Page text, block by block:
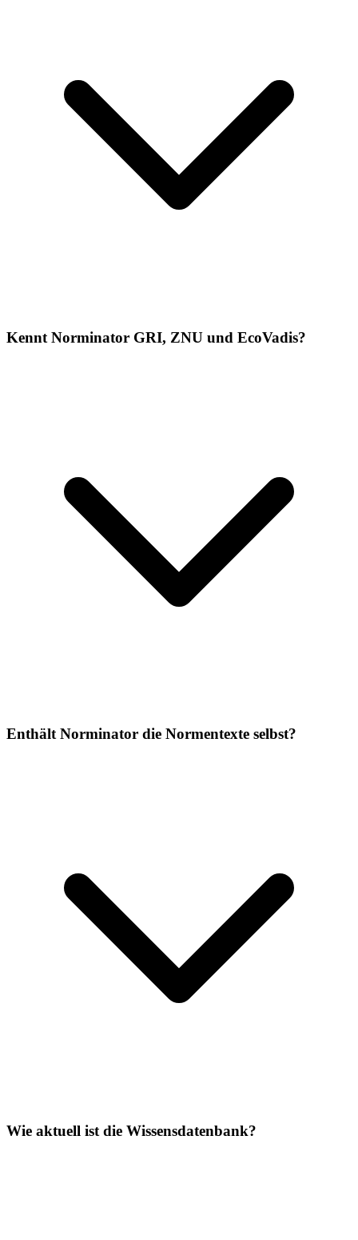
Kennt Norminator GRI, ZNU und EcoVadis?
Enthält Norminator die Normentexte selbst?
Wie aktuell ist die Wissensdatenbank?